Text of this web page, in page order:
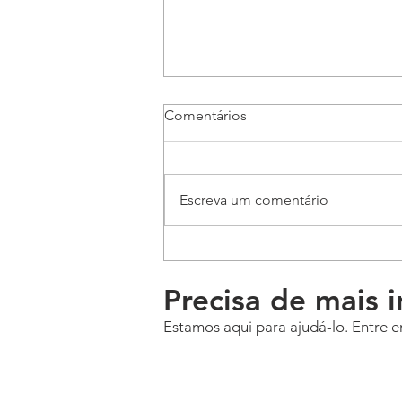
Comentários
Escreva um comentário
Precisa de mais
Estamos aqui para ajudá-lo. Entre